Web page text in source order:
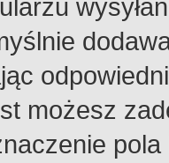
możesz
pola